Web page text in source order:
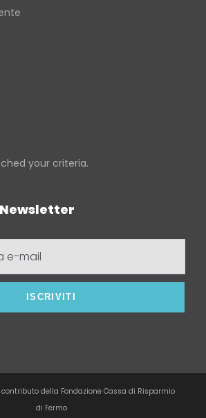
your criteria.
della Fondazione Cassa di Risparmio
di Fermo